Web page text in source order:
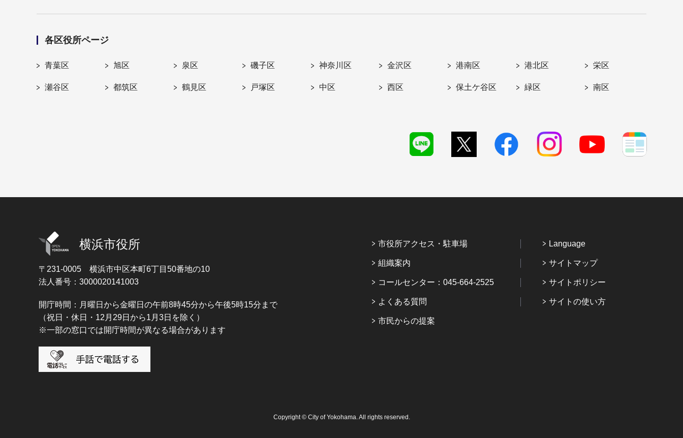
各区役所ページ
青葉区 旭区 泉区 磯子区 神奈川区 金沢区 港南区 港北区 栄区
瀬谷区 都筑区 鶴見区 戸塚区 中区 西区 保土ケ谷区 緑区 南区
横浜市役所
〒231-0005 横浜市中区本町6丁目50番地の10
法人番号：3000020141003
開庁時間：月曜日から金曜日の午前8時45分から午後5時15分まで
（祝日・休日・12月29日から1月3日を除く）
※一部の窓口では開庁時間が異なる場合があります
市役所アクセス・駐車場
組織案内
コールセンター：045-664-2525
よくある質問
市民からの提案
Language
サイトマップ
サイトポリシー
サイトの使い方
Copyright © City of Yokohama. All rights reserved.